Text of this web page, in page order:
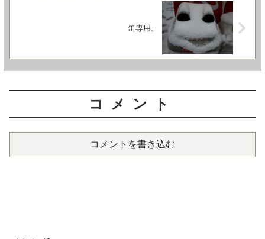
缶専用。
コメント
コメントを書き込む